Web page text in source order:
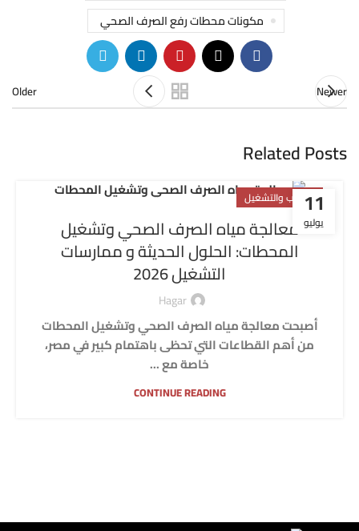
مكونات محطات رفع الصرف الصحي
Newer
Older
Related Posts
11
يوليو
التركيب والتشغيل
معالجة مياه الصرف الصحي وتشغيل
المحطات: الحلول الحديثة و ممارسات
التشغيل 2026
Hagar
أصبحت معالجة مياه الصرف الصحي وتشغيل المحطات
من أهم القطاعات التي تحظى باهتمام كبير في مصر،
خاصة مع ...
CONTINUE READING